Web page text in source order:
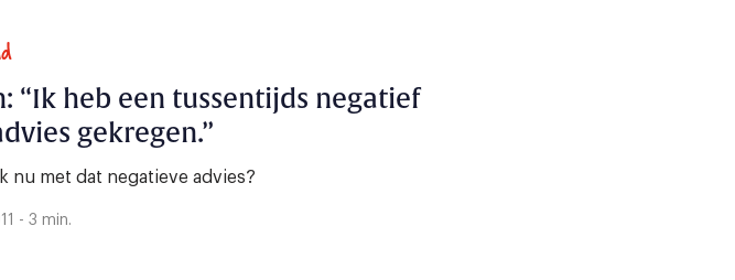
“Ik heb een tussentijds negatief
gekregen.”
nu met dat negatieve advies?
- 3 min.